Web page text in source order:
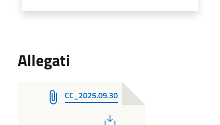
Allegati
CC_2025.09.30